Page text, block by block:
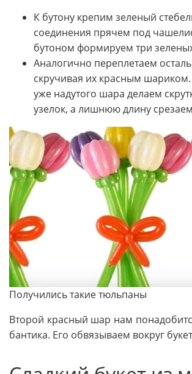
К бутону крепим зеленый
соединения прячем под
бутоном формируем три
Аналогично переплетаем
скручивая их красным шариком.
уже надутого шара делаем
узелок, а лишнюю длину
Получились такие тюльпаны
Второй красный шар нам
бантика. Его обвязываем вокруг